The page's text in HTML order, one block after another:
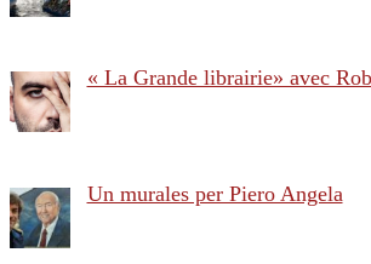
« La Grande librairie» avec
Un murales per Piero Angela